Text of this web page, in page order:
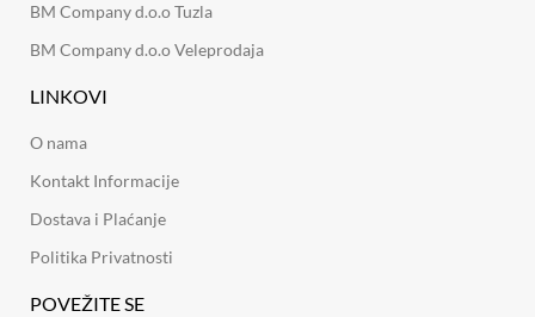
BM Company d.o.o Tuzla
BM Company d.o.o Veleprodaja
LINKOVI
O nama
Kontakt Informacije
Dostava i Plaćanje
Politika Privatnosti
POVEŽITE SE